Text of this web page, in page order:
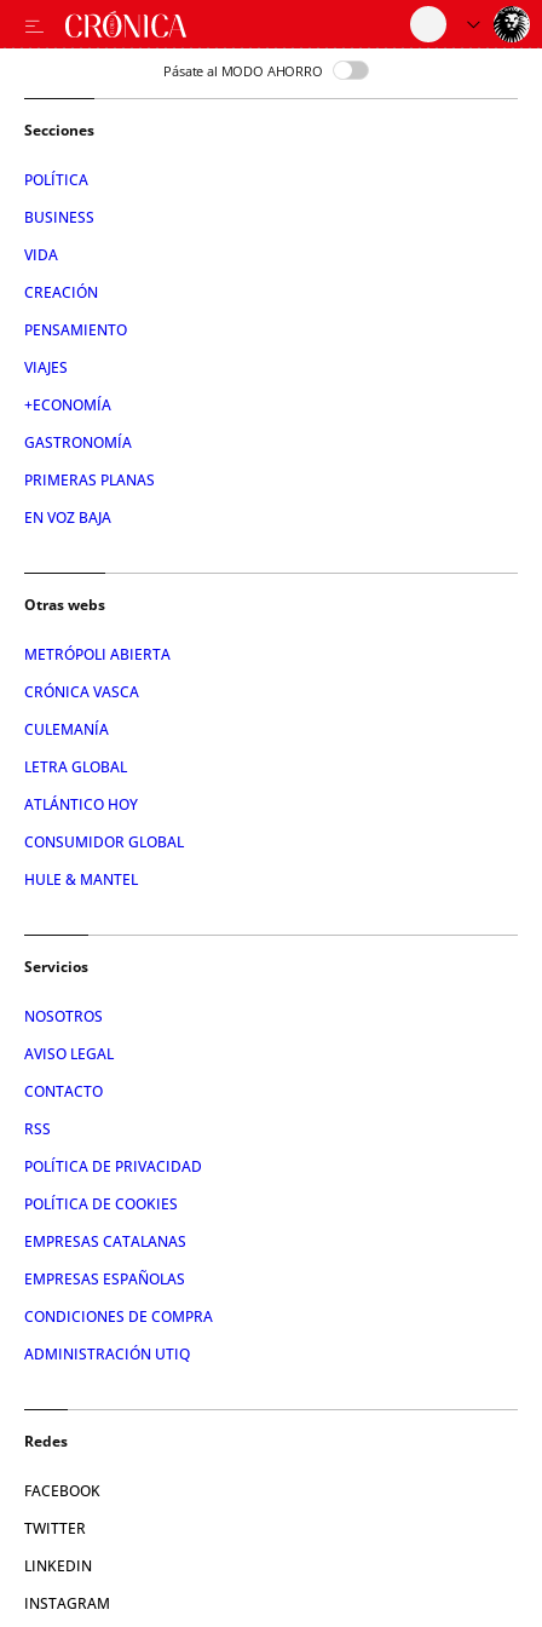
Pásate al MODO AHORRO
Secciones
POLÍTICA
BUSINESS
VIDA
CREACIÓN
PENSAMIENTO
VIAJES
+ECONOMÍA
GASTRONOMÍA
PRIMERAS PLANAS
EN VOZ BAJA
Otras webs
METRÓPOLI ABIERTA
CRÓNICA VASCA
CULEMANÍA
LETRA GLOBAL
ATLÁNTICO HOY
CONSUMIDOR GLOBAL
HULE & MANTEL
Servicios
NOSOTROS
AVISO LEGAL
CONTACTO
RSS
POLÍTICA DE PRIVACIDAD
POLÍTICA DE COOKIES
EMPRESAS CATALANAS
EMPRESAS ESPAÑOLAS
CONDICIONES DE COMPRA
ADMINISTRACIÓN UTIQ
Redes
FACEBOOK
TWITTER
LINKEDIN
INSTAGRAM